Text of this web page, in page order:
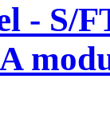
- S/